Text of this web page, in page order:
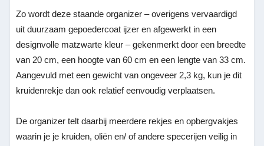
Zo wordt deze staande organizer – overigens vervaardigd
uit duurzaam gepoedercoat ijzer en afgewerkt in een
designvolle matzwarte kleur – gekenmerkt door een breedte
van 20 cm, een hoogte van 60 cm en een lengte van 33 cm.
Aangevuld met een gewicht van ongeveer 2,3 kg, kun je dit
kruidenrekje dan ook relatief eenvoudig verplaatsen.
De organizer telt daarbij meerdere rekjes en opbergvakjes
waarin je je kruiden, oliën en/ of andere specerijen veilig in